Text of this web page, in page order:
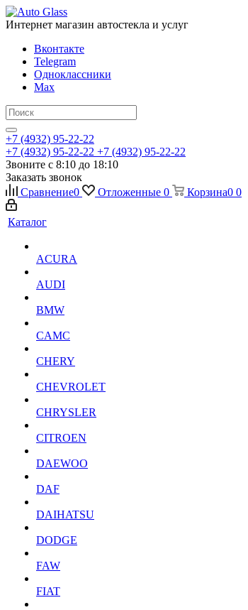
Интернет магазин автостекла и услуг
Вконтакте
Telegram
Одноклассники
Max
+7 (4932) 95-22-22
+7 (4932) 95-22-22 +7 (4932) 95-22-22
Звоните с 8:10 до 18:10
Заказать звонок
Сравнение0 Отложенные 0 Корзина0 0
Каталог
ACURA
AUDI
BMW
CAMC
CHERY
CHEVROLET
CHRYSLER
CITROEN
DAEWOO
DAF
DAIHATSU
DODGE
FAW
FIAT